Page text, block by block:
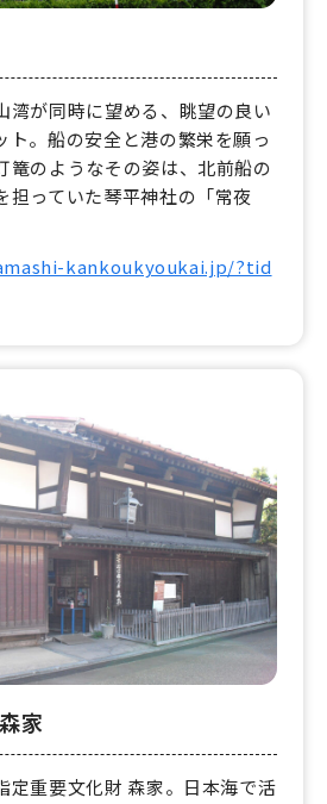
湾が同時に望める、眺望の良い
ト。船の安全と港の繁栄を願っ
篭のようなその姿は、北前船の
担っていた琴平神社の「常夜
kankoukyoukai.jp/?tid
家
定重要文化財 森家。日本海で活